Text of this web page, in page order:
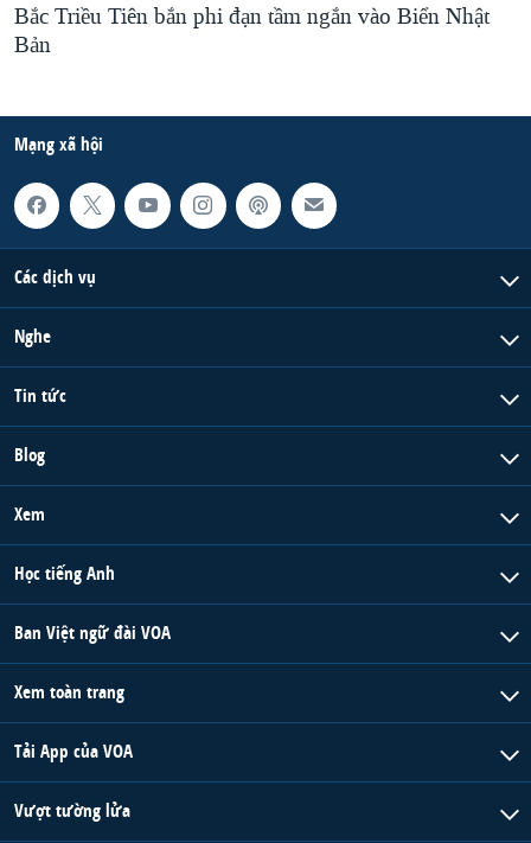
Bắc Triều Tiên bắn phi đạn tầm ngắn vào Biển Nhật
Bản
Mạng xã hội
Các dịch vụ
Nghe
Tin tức
Blog
Xem
Học tiếng Anh
Ban Việt ngữ đài VOA
Xem toàn trang
Tải App của VOA
Vượt tường lửa